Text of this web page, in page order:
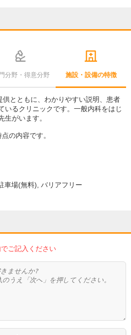
分野・得意分野 施設・設備の特徴
とともに、わかりやすい説明、患者
いるクリニックです。一般内科をはじ
生がいます。
の内容です。
車場(無料) バリアフリー
ご記入ください